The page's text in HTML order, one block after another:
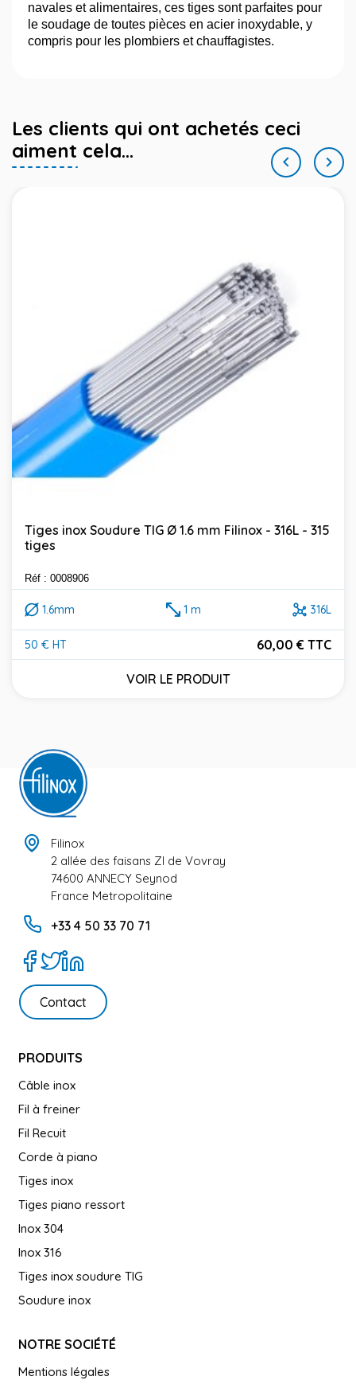
navales et alimentaires, ces tiges sont parfaites pour
le soudage de toutes pièces en acier inoxydable, y
compris pour les plombiers et chauffagistes.
Les clients qui ont achetés ceci
aiment cela...

Tiges inox Soudure TIG Ø 1.6 mm Filinox - 316L - 315
tiges
Réf : 0008906
1.6mm 1 m 316L
50 € HT
Prix
60,00 € TTC
VOIR LE PRODUIT

Filinox
2 allée des faisans ZI de Vovray
74600 ANNECY Seynod
France Metropolitaine
+33 4 50 33 70 71
Contact
PRODUITS
Câble inox
Fil à freiner
Fil Recuit
Corde à piano
Tiges inox
Tiges piano ressort
Inox 304
Inox 316
Tiges inox soudure TIG
Soudure inox
NOTRE SOCIÉTÉ
Mentions légales